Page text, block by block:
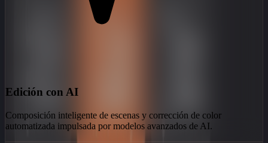
Edición con AI
Composición inteligente de escenas y corrección de color
automatizada impulsada por modelos avanzados de AI.